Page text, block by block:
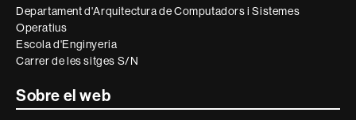
Departament d'Arquitectura de Computadors i Sistemes
Operatius
Escola d'Enginyeria
Carrer de les sitges S/N
Sobre el web